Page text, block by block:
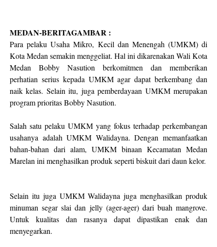
MEDAN-BERITAGAMBAR :
Para pelaku Usaha Mikro, Kecil dan Menengah (UMKM) di
Kota Medan semakin menggeliat. Hal ini dikarenakan Wali Kota
Medan Bobby Nasution berkomitmen dan memberikan
perhatian serius kepada UMKM agar dapat berkembang dan
naik kelas. Selain itu, juga pemberdayaan UMKM merupakan
program prioritas Bobby Nasution.
Salah satu pelaku UMKM yang fokus terhadap perkembangan
usahanya adalah UMKM Walidayna. Dengan memanfaatkan
bahan-bahan dari alam, UMKM binaan Kecamatan Medan
Marelan ini menghasilkan produk seperti biskuit dari daun kelor.
Selain itu juga UMKM Walidayna juga menghasilkan produk
minuman segar slai dan jelly (ager-ager) dari buah mangrove.
Untuk kualitas dan rasanya dapat dipastikan enak dan
menyegarkan.